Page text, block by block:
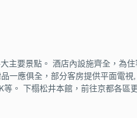
主要景點。 酒店內設施齊全，為
一應俱全，部分客房提供平面電
。 下榻松井本館，前往京都各區